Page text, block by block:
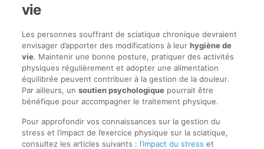
vie
Les personnes souffrant de sciatique chronique devraient
envisager d’apporter des modifications à leur hygiène de
vie. Maintenir une bonne posture, pratiquer des activités
physiques régulièrement et adopter une alimentation
équilibrée peuvent contribuer à la gestion de la douleur.
Par ailleurs, un soutien psychologiquepourrait être
bénéfique pour accompagner le traitement physique.
Pour approfondir vos connaissances sur la gestion du
stress et l’impact de l’exercice physique sur la sciatique,
consultez les articles suivants : l’impact du stress et